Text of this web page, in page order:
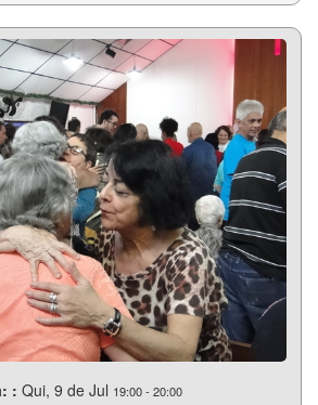
: Qui, 9 de Jul 19:00-20:00